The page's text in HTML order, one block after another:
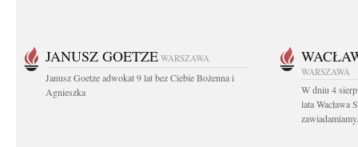
JANUSZ GOETZE WARSZAWA
Janusz Goetze adwokat 9 lat bez Ciebie Bożenna i
Agnieszka
WARSZAWA
W dniu 4
lata Wacława